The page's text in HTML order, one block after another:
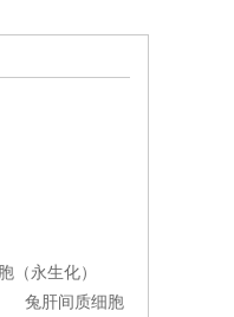
（永生化）
兔肝间质细胞